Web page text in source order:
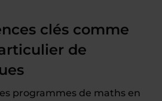
clés comme
de
programmes de maths en